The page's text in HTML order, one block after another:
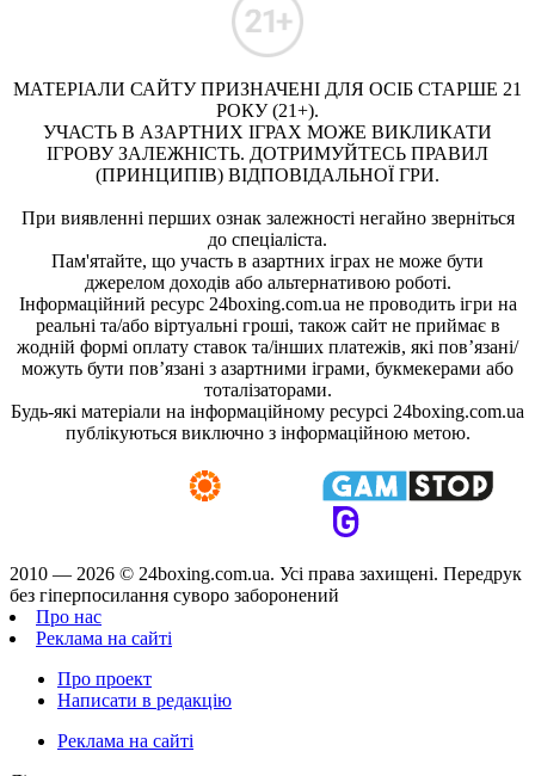
МАТЕРІАЛИ САЙТУ ПРИЗНАЧЕНІ ДЛЯ ОСІБ СТАРШЕ 21
РОКУ (21+).
УЧАСТЬ В АЗАРТНИХ ІГРАХ МОЖЕ ВИКЛИКАТИ
ІГРОВУ ЗАЛЕЖНІСТЬ. ДОТРИМУЙТЕСЬ ПРАВИЛ
(ПРИНЦИПІВ) ВІДПОВІДАЛЬНОЇ ГРИ.
При виявленні перших ознак залежності негайно зверніться
до спеціаліста.
Пам'ятайте, що участь в азартних іграх не може бути
джерелом доходів або альтернативою роботі.
Інформаційний ресурс 24boxing.com.ua не проводить ігри на
реальні та/або віртуальні гроші, також сайт не приймає в
жодній формі оплату ставок та/інших платежів, які пов’язані/
можуть бути пов’язані з азартними іграми, букмекерами або
тоталізаторами.
Будь-які матеріали на інформаційному ресурсі 24boxing.com.ua
публікуються виключно з інформаційною метою.
2010 — 2026 © 24boxing.com.ua. Усi права захищенi. Передрук
без гіперпосилання суворо заборонений
Про нас
Реклама на сайті
Про проект
Написати в редакцію
Реклама на сайті